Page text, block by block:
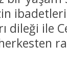
dileği ile